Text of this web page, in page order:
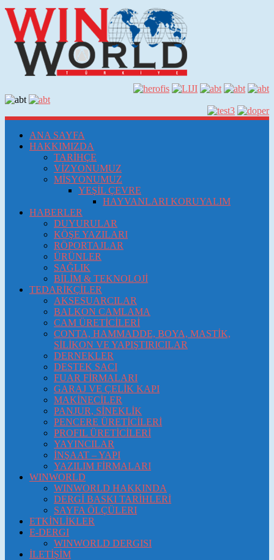
ANA SAYFA
HAKKIMIZDA
TARİHÇE
VİZYONUMUZ
MİSYONUMUZ
YEŞİL ÇEVRE
HAYVANLARI KORUYALIM
HABERLER
DUYURULAR
KÖŞE YAZILARI
RÖPORTAJLAR
ÜRÜNLER
SAĞLIK
BİLİM & TEKNOLOJİ
TEDARİKÇİLER
AKSESUARCILAR
BALKON CAMLAMA
CAM ÜRETİCİLERİ
CONTA, HAMMADDE, BOYA, MASTİK,
SİLİKON VE YAPIŞTIRICILAR
DERNEKLER
DESTEK SACI
FUAR FİRMALARI
GARAJ VE ÇELİK KAPI
MAKİNECİLER
PANJUR, SİNEKLİK
PENCERE ÜRETİCİLERİ
PROFIL ÜRETİCİLERİ
YAYINCILAR
İNŞAAT – YAPI
YAZILIM FİRMALARI
WINWORLD
WINWORLD HAKKINDA
DERGİ BASKI TARİHLERİ
SAYFA ÖLÇÜLERI
ETKİNLİKLER
E-DERGI
WINWORLD DERGISI
İLETİŞİM